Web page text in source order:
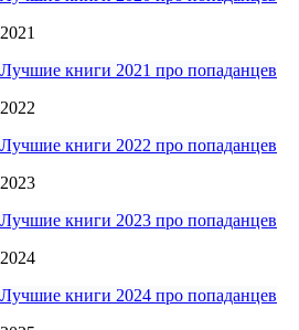
2021
Лучшие книги 2021 про попаданцев
2022
Лучшие книги 2022 про попаданцев
2023
Лучшие книги 2023 про попаданцев
2024
Лучшие книги 2024 про попаданцев